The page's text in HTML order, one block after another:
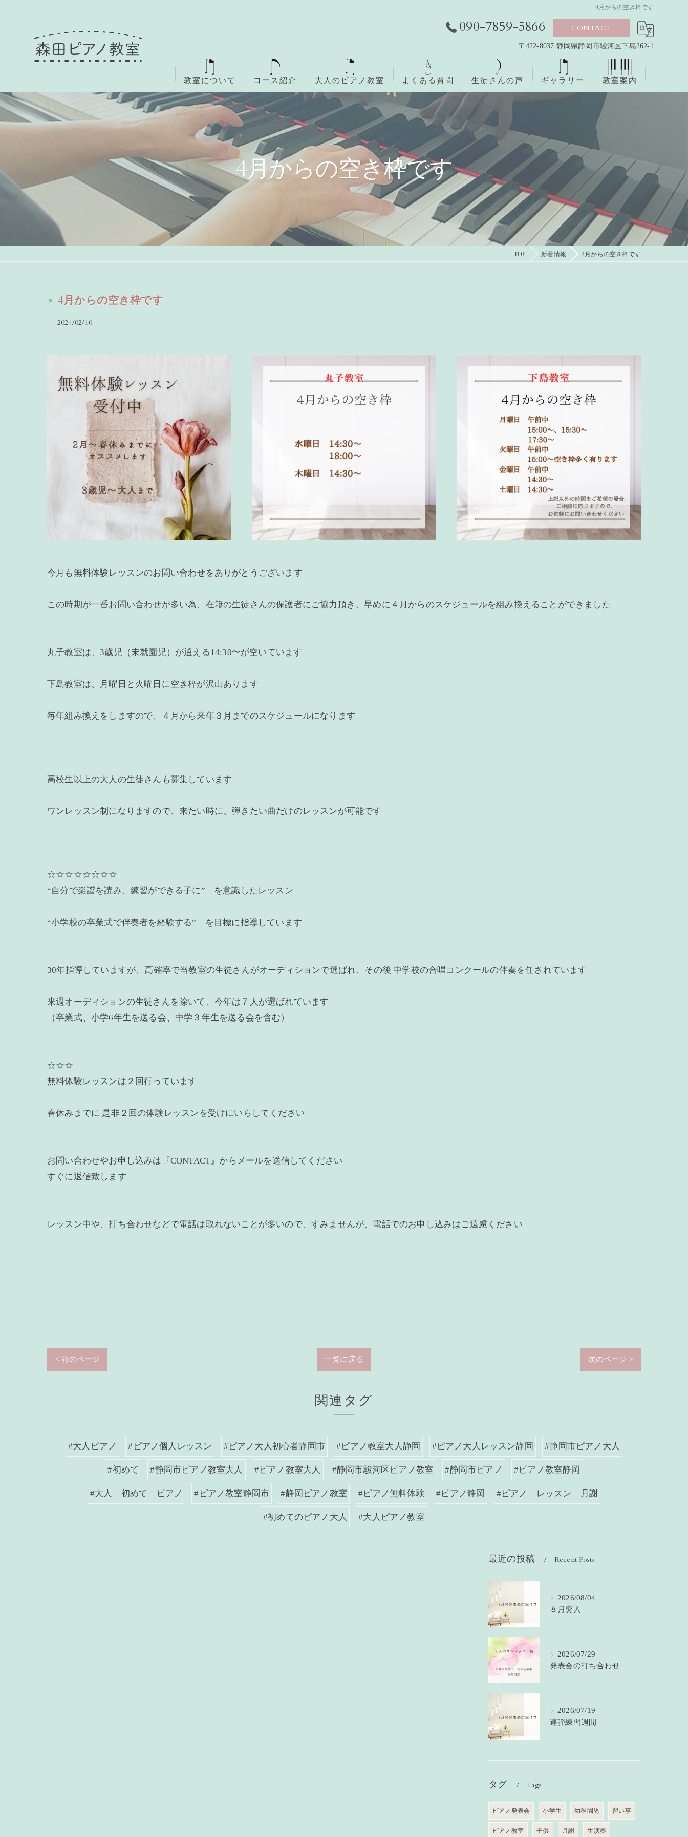
4月からの空き枠です
090-7859-5866 CONTACT
〒422-8037 静岡県静岡市駿河区下島262-1
教室について コース紹介
無料体験レッスン
ご入会までの流れ
大人のピアノ教室 よくある質問 生徒さんの声 ギャラリー 教室案内
4月からの空き枠です
TOP 新着情報 4月からの空き枠です
4月からの空き枠です
2024/02/10
今月も無料体験レッスンのお問い合わせをありがとうございます
この時期が一番お問い合わせが多い為、在籍の生徒さんの保護者にご協力頂き、早めに４月からのスケジュールを組み換えることができました
丸子教室は、3歳児（未就園児）が通える14:30〜が空いています
下島教室は、月曜日と火曜日に空き枠が沢山あります
毎年組み換えをしますので、４月から来年３月までのスケジュールになります
高校生以上の大人の生徒さんも募集しています
ワンレッスン制になりますので、来たい時に、弾きたい曲だけのレッスンが可能です
☆☆☆☆☆☆☆☆
“自分で楽譜を読み、練習ができる子に” を意識したレッスン
“小学校の卒業式で伴奏者を経験する” を目標に指導しています
30年指導していますが、高確率で当教室の生徒さんがオーディションで選ばれ、その後 中学校の合唱コンクールの伴奏を任されています
来週オーディションの生徒さんを除いて、今年は７人が選ばれています
（卒業式、小学6年生を送る会、中学３年生を送る会を含む）
☆☆☆
無料体験レッスンは２回行っています
春休みまでに 是非２回の体験レッスンを受けにいらしてください
お問い合わせやお申し込みは『CONTACT』からメールを送信してください
すぐに返信致します
レッスン中や、打ち合わせなどで電話は取れないことが多いので、すみませんが、電話でのお申し込みはご遠慮ください
< 前のページ 一覧に戻る 次のページ >
関連タグ
#大人ピアノ #ピアノ個人レッスン #ピアノ大人初心者静岡市 #ピアノ教室大人静岡 #ピアノ大人レッスン静岡 #静岡市ピアノ大人
#初めて #静岡市ピアノ教室大人 #ピアノ教室大人 #静岡市駿河区ピアノ教室 #静岡市ピアノ #ピアノ教室静岡
#大人 初めて ピアノ #ピアノ教室静岡市 #静岡ピアノ教室 #ピアノ無料体験 #ピアノ静岡 #ピアノ レッスン 月謝
#初めてのピアノ大人 #大人ピアノ教室
最近の投稿 Recent Posts
2026/08/04
８月突入
2026/07/29
発表会の打ち合わせ
2026/07/19
連弾練習週間
タグ Tags
ピアノ発表会 小学生 幼稚園児 習い事
ピアノ教室 子供 月謝 生演奏